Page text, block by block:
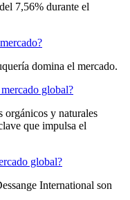
7,56% durante el
domina el mercado.
global?
orgánicos y naturales
que impulsa el
global?
International son